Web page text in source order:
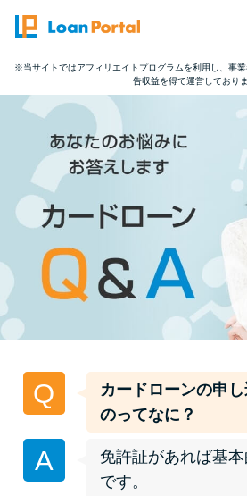
トップページ
おすすめコンテンツ
総合人気ラン
とにかくすぐ
バレずに借り
便利なコンテンツ
カードローン
※当サイトではアフィリエイトプログラムを利用し、事
告収益を得て運営しておりま
Q
カードローンの申
のってなに？
A
免許証があれば基
です。